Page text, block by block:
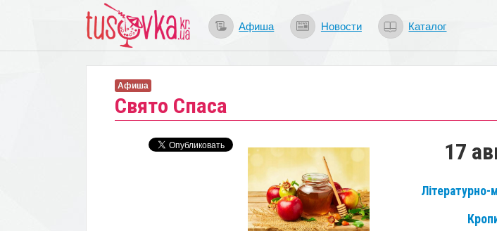
Афиша Новости Каталог
Свято Спаса
Афиша
17